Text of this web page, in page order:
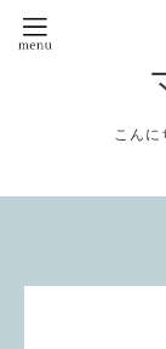
こんに